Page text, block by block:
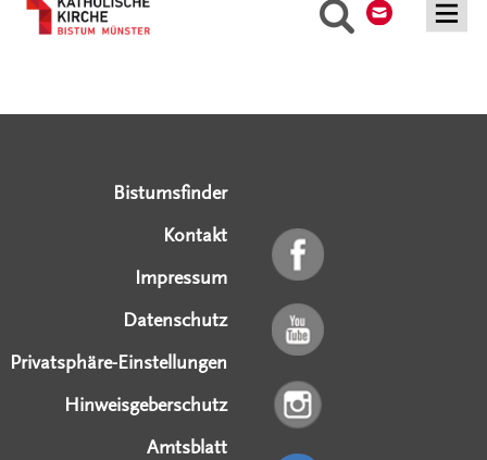
Suche
Bistumsfinder
Kontakt
Impressum
Datenschutz
Privatsphäre-Einstellungen
Hinweisgeberschutz
Amtsblatt